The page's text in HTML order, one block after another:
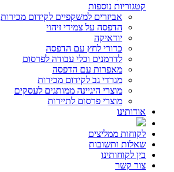
קטגוריות נוספות
אביזרים למשקפיים לקידום מכירות
הדפסה על צמידי זיהוי
יודאיקה
כדורי לחץ עם הדפסה
לדרמנים וכלי עבודה לפרסום
מאפרות עם הדפסה
מגרדי גב לקידום מכירות
מוצרי היגיינה ממותגים לעסקים
מוצרי פרסום לתיירות
אודותינו
לקוחות ממליצים
שאלות ותשובות
בין לקוחותינו
צור קשר